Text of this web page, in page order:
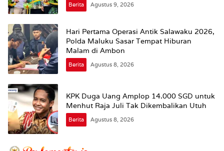
Berita Agustus 9, 2026
Hari Pertama Operasi Antik Salawaku 2026,
Polda Maluku Sasar Tempat Hiburan
Malam di Ambon
Berita Agustus 8, 2026
KPK Duga Uang Amplop 14.000 SGD untuk
Menhut Raja Juli Tak Dikembalikan Utuh
Berita Agustus 8, 2026